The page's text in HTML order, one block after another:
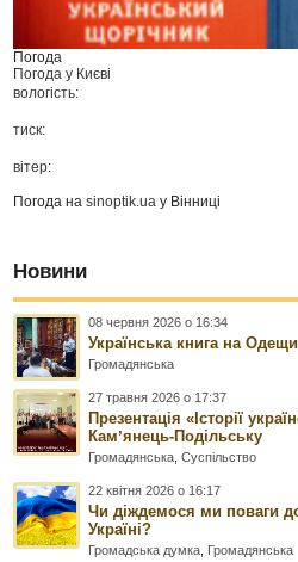
Погода
Погода у Києві
вологість:
тиск:
вітер:
Погода наsinoptik.ua у Вінниці
Новини
08 червня 2026 о 16:34
Українська книга на
Громадянська
27 травня 2026 о 17:37
Презентація «Історії
Камʼянець-Подільську
Громадянська,Суспільство
22 квітня 2026 о 16:17
Чи діждемося ми поваги
Україні?
Громадська думка, Громадянська